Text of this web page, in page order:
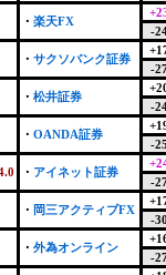
・ 楽天FX
-
・ サクソバンク証券
-
・ 松井証券
-
・ OANDA証券
-
・ アイネット証券
-
・ 岡三アクティブFX
-
・ 外為オンライン
-